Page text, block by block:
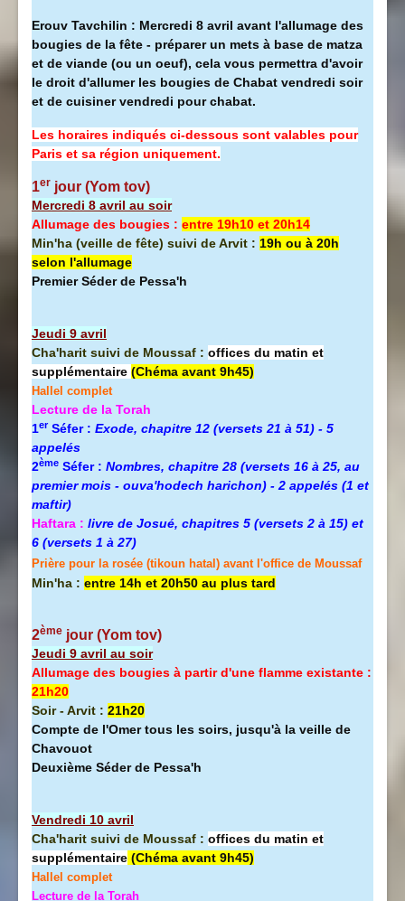
Erouv Tavchilin : Mercredi 8 avril avant l'allumage des
bougies de la fête - préparer un mets à base de matza
et de viande (ou un oeuf), cela vous permettra d'avoir
le droit d'allumer les bougies de Chabat vendredi soir
et de cuisiner vendredi pour chabat.
Les horaires indiqués ci-dessous sont valables pour
Paris et sa région uniquement.
1er jour (Yom tov)
Mercredi 8 avril au soir
Allumage des bougies : entre 19h10 et 20h14
Min'ha (veille de fête) suivi de Arvit : 19h ou à 20h
selon l'allumage
Premier Séder de Pessa'h
Jeudi 9 avril
Cha'harit suivi de Moussaf : offices du matin et
supplémentaire (Chéma avant 9h45)
Hallel complet
Lecture de la Torah
1erSéfer : Exode, chapitre 12 (versets 21 à 51) - 5
appelés
2ème Séfer : Nombres, chapitre 28 (versets 16 à 25, au
premier mois - ouva'hodech harichon) - 2 appelés (1 et
maftir)
Haftara : livre de Josué, chapitres 5 (versets 2 à 15) et
6 (versets 1 à 27)
Prière pour la rosée (tikoun hatal) avant l'office de Moussaf
Min'ha : entre 14h et 20h50 au plus tard
2ème jour (Yom tov)
Jeudi 9 avril au soir
Allumage des bougies à partir d'une flamme existante :
21h20
Soir - Arvit : 21h20
Compte de l'Omer tous les soirs, jusqu'à la veille de
Chavouot
Deuxième Séder de Pessa'h
Vendredi 10 avril
Cha'harit suivi de Moussaf : offices du matin et
supplémentaire (Chéma avant 9h45)
Hallel complet
Lecture de la Torah